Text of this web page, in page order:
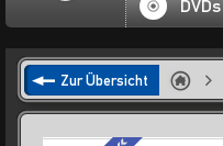
Zur Übersicht